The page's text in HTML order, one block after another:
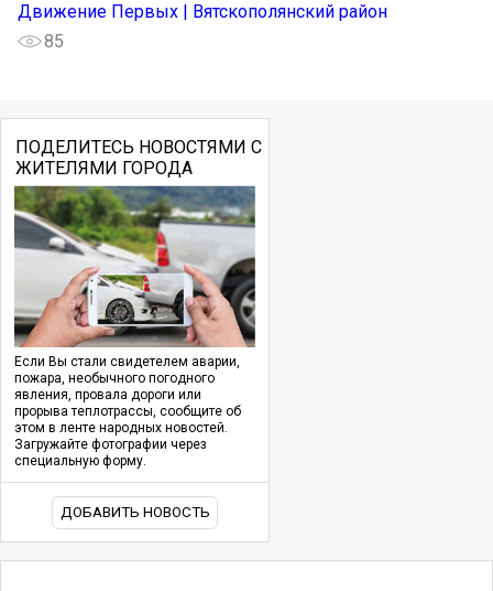
Движение Первых | Вятскополянский район
85
ПОДЕЛИТЕСЬ НОВОСТЯМИ С
ЖИТЕЛЯМИ ГОРОДА
Если Вы стали свидетелем аварии,
пожара, необычного погодного
явления, провала дороги или
прорыва теплотрассы, сообщите об
этом в ленте народных новостей.
Загружайте фотографии через
специальную форму.
ДОБАВИТЬ НОВОСТЬ